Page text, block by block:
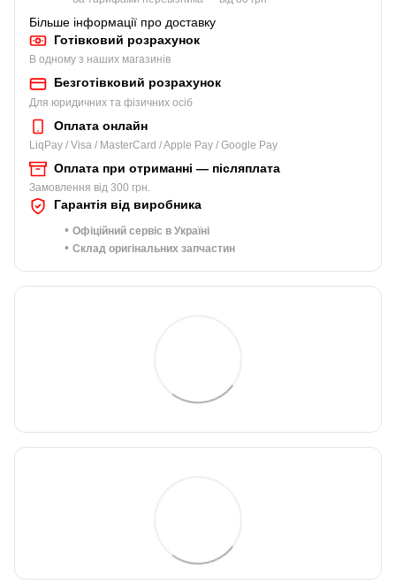
Більше інформації про доставку
Готівковий розрахунок
В одному з наших магазинів
Безготівковий розрахунок
Для юридичних та фізичних осіб
Оплата онлайн
LiqPay / Visa / MasterCard / Apple Pay / Google Pay
Оплата при отриманні — післяплата
Замовлення від 300 грн.
Гарантія від виробника
• Офіційний сервіс в Україні
• Склад оригінальних запчастин